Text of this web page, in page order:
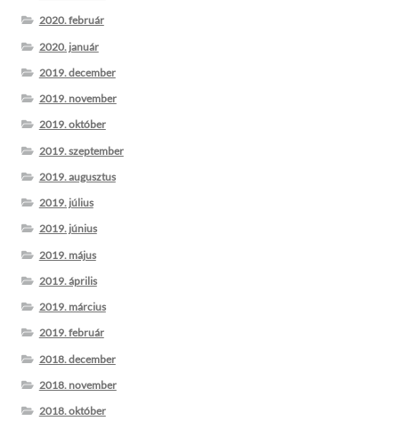
2020. február
2020. január
2019. december
2019. november
2019. október
2019. szeptember
2019. augusztus
2019. július
2019. június
2019. május
2019. április
2019. március
2019. február
2018. december
2018. november
2018. október